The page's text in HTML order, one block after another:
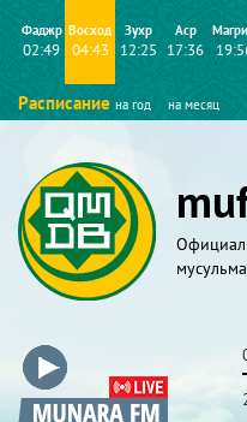
Фаджр
02:49
Восход
04:43
Зухр
12:25
Аср
17:36
Расписание на год на месяц